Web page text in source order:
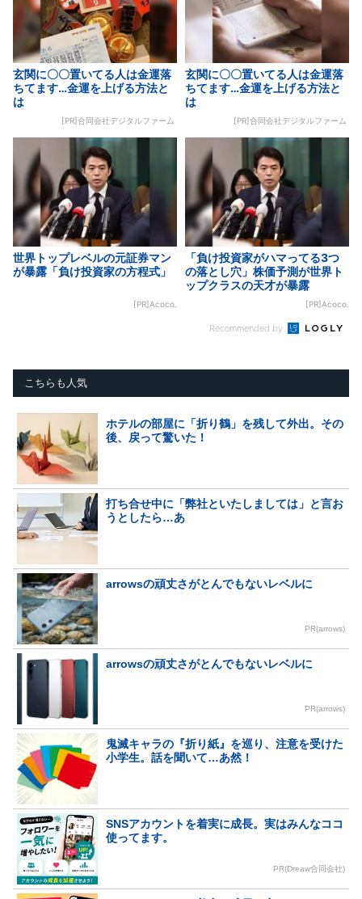
玄関に〇〇置いてる人は金運落
ちてます…金運を上げる方法と
は
[PR]合同会社デジタルファーム
玄関に〇〇置いてる人は金運落
ちてます…金運を上げる方法と
は
[PR]合同会社デジタルファーム
世界トップレベルの元証券マン
が暴露「負け投資家の方程式」
[PR]Acoco.
「負け投資家がハマってる3つ
の落とし穴」株価予測が世界ト
ップクラスの天才が暴露
[PR]Acoco.
Recommended by
こちらも人気
ホテルの部屋に「折り鶴」を残して外出。その
後、戻って驚いた！
打ち合せ中に「弊社といたしましては」と言お
うとしたら…あ
arrowsの頑丈さがとんでもないレベルに
PR(arrows)
arrowsの頑丈さがとんでもないレベルに
PR(arrows)
鬼滅キャラの『折り紙』を巡り、注意を受けた
小学生。話を聞いて…あ然！
SNSアカウントを着実に成長。実はみんなココ
使ってます。
PR(Dreaw合同会社)